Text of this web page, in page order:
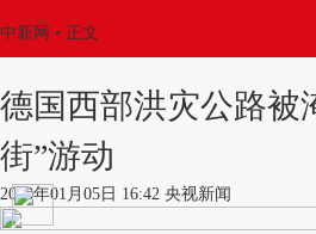
中新网 • 正文
德国西部洪灾公路被
街”游动
2018年01月05日 16:42 央视新闻